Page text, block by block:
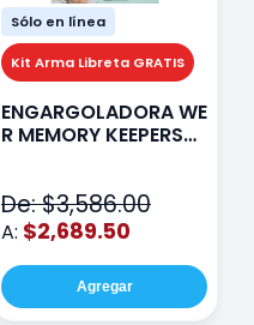
Sólo en línea
Kit Arma Libreta GRATIS
ENGARGOLADORA WE
R MEMORY KEEPERS
De: $3,586.00
A: $2,689.50
Agregar